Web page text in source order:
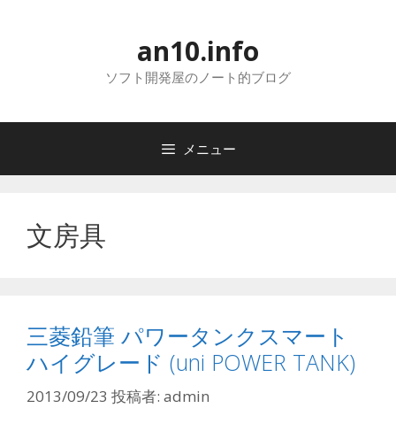
へ
an10.info
ソフト開発屋のノート的ブログ
メニュー
文房具
三菱鉛筆 パワータンクスマート
ハイグレード (uni POWER TANK)
2013/09/23 投稿者: admin